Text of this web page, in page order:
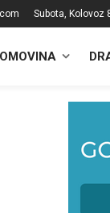
Subota, Kolovoz